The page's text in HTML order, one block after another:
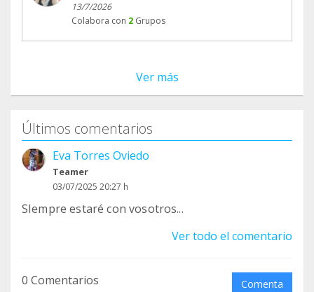
13/7/2026
Colabora con 2 Grupos
Ver más
Últimos comentarios
Eva Torres Oviedo
Teamer
03/07/2025 20:27 h
SIempre estaré con vosotros...
Ver todo el comentario
0 Comentarios Comenta